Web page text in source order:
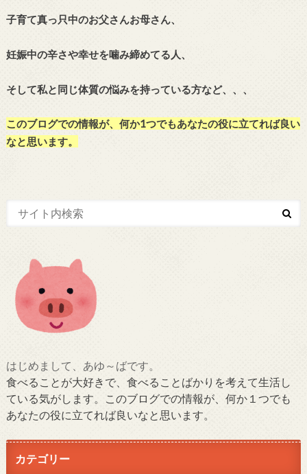
子育て真っ只中のお父さんお母さん、
妊娠中の辛さや幸せを噛み締めてる人、
そして私と同じ体質の悩みを持っている方など、、、
このブログでの情報が、何か1つでもあなたの役に立てれば良い
なと思います。
はじめまして、あゆ～ばです。
食べることが大好きで、食べることばかりを考えて生活し
ている気がします。このブログでの情報が、何か１つでも
あなたの役に立てれば良いなと思います。
カテゴリー